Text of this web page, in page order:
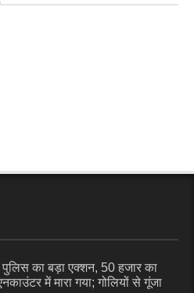
का बड़ा एक्शन, 50 हजार का
में मारा गया; गोलियों से गूंजा